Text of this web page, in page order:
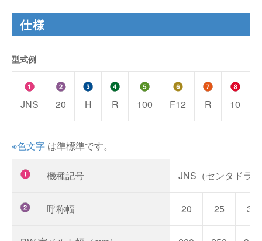
仕様
型式例
JNS 20 H R 100 F12 R 10
※色文字 は準標準です。
機種記号 JNS（センタドラ
呼称幅 20 25 30